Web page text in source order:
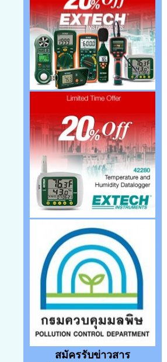
สมัครรับข่าวสาร